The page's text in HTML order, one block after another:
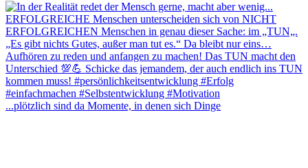
...plötzlich sind da Momente, in denen sich Dinge